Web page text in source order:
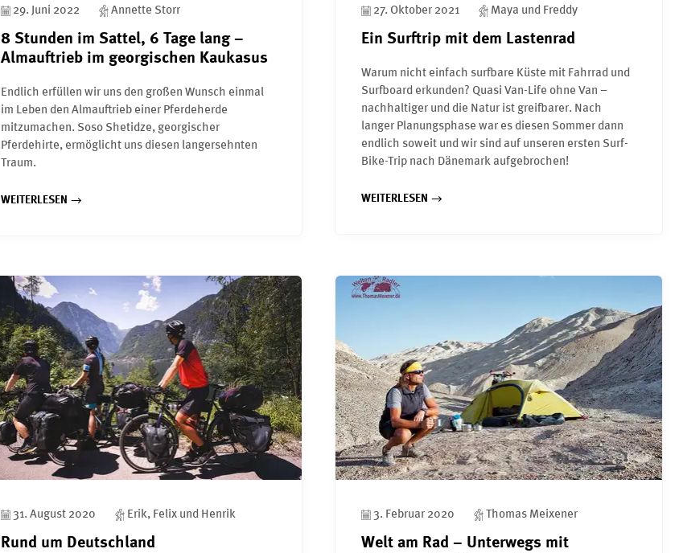
29. Juni 2022 Annette Storr
8 Stunden im Sattel, 6 Tage lang –
Almauftrieb im georgischen Kaukasus
Endlich erfüllen wir uns den großen Wunsch einmal
im Leben den Almauftrieb einer Pferdeherde
mitzumachen. Soso Shetidze, georgischer
Pferdehirte, ermöglicht uns diesen langersehnten
Traum.
WEITERLESEN
27. Oktober 2021 Maya und Freddy
Ein Surftrip mit dem Lastenrad
Warum nicht einfach surfbare Küste mit Fahrrad und
Surfboard erkunden? Quasi Van-Life ohne Van –
nachhaltiger und die Natur ist greifbarer. Nach
langer Planungsphase war es diesen Sommer dann
endlich soweit und wir sind auf unseren ersten Surf-
Bike-Trip nach Dänemark aufgebrochen!
WEITERLESEN
31. August 2020 Erik, Felix und Henrik
Rund um Deutschland
3. Februar 2020 Thomas Meixener
Welt am Rad – Unterwegs mit